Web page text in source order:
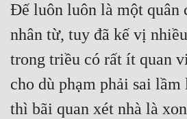
Cung Đấu
Đế luôn luôn là một quân
nhân từ, tuy đã kế vị
trong triều có rất ít quan
cho dù phạm phải sai
thì bãi quan xét nhà là